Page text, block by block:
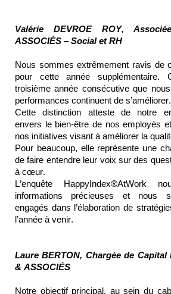
Valérie DEVROE ROY,
ASSOCIÉS – Social et RH
Nous sommes extrêmement ravis de
pour cette année supplémentaire.
troisième année consécutive que
performances continuent de s’améliorer.
Cette distinction atteste de notre
envers le bien-être de nos employés
nos initiatives visant à améliorer la
Pour beaucoup, elle représente une
de faire entendre leur voix sur des
à cœur.
L’enquête HappyIndex®AtWork
informations précieuses et nous
engagés dans l’élaboration de
l’année à venir.
Laure BERTON, Chargée de Capital
& ASSOCIÉS
Notre objectif principal, au sein du